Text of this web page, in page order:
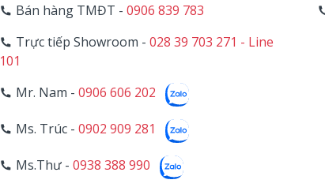
Bán hàng TMĐT -0906 839 783
Trực tiếp Showroom -028 39 703 271 - Line
101
Mr. Nam -0906 606 202
Ms. Trúc -0902 909 281
Ms.Thư -0938 388 990